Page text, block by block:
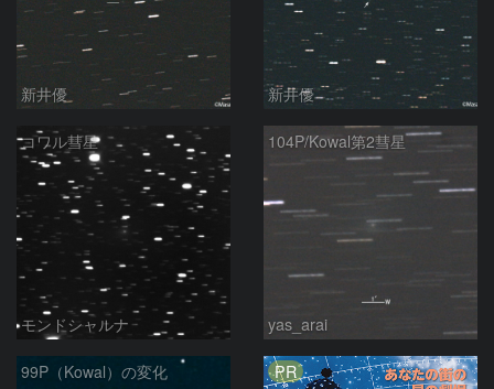
新井優 新井優
コワル彗星
モンドシャルナ
104P/Kowal第2彗星
yas_arai
99P（Kowal）の変化 PR